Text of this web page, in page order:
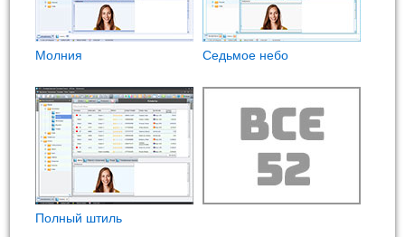
Молния Седьмое небо
Полный штиль